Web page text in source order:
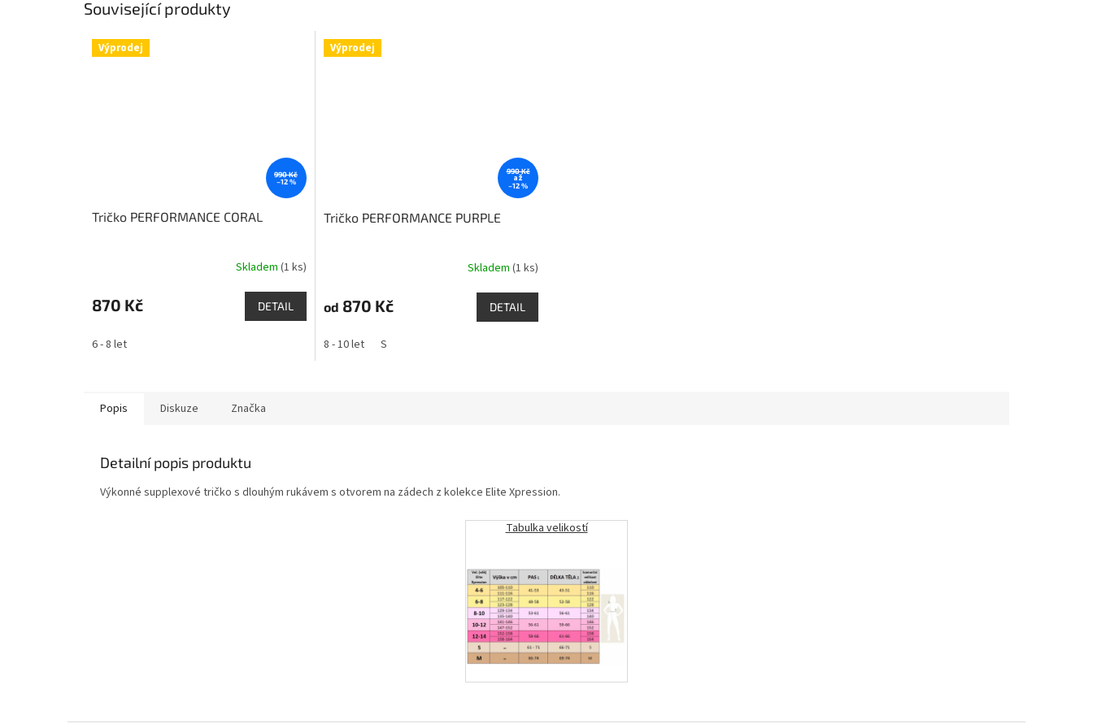
Související produkty
Výprodej
990 Kč
–12 %
Tričko PERFORMANCE CORAL
Skladem (1 ks)
870 Kč DETAIL
6 - 8 let
Výprodej
990 Kč
až
–12 %
Tričko PERFORMANCE PURPLE
Skladem (1 ks)
od 870 Kč DETAIL
8 - 10 let S
Popis Diskuze Značka
Detailní popis produktu
Výkonné supplexové tričko s dlouhým rukávem s otvorem na zádech z kolekce Elite Xpression.
Tabulka velikostí